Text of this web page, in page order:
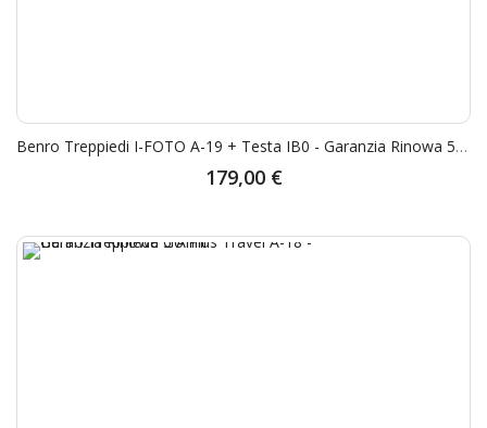
Benro Treppiedi I-FOTO A-19 + Testa IB0 - Garanzia Rinowa 5 Anni
179,00 €